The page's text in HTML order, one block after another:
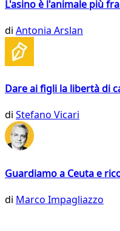
L'asino è l'animale più
di Antonia Arslan
Dare ai figli la libertà di
di Stefano Vicari
Guardiamo a Ceuta e
di Marco Impagliazzo